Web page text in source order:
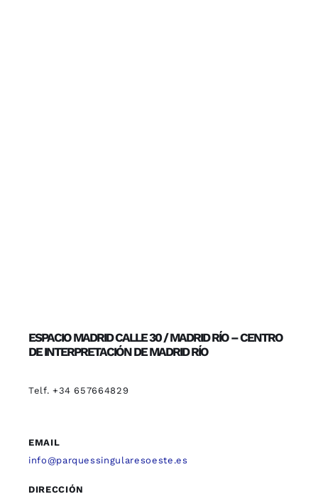
ESPACIO MADRID CALLE 30 / MADRID RÍO – CENTRO
DE INTERPRETACIÓN DE MADRID RÍO
Telf. +34 657664829
EMAIL
info@parquessingularesoeste.es
DIRECCIÓN